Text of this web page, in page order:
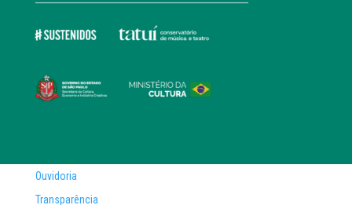
Ouvidoria
Transparência